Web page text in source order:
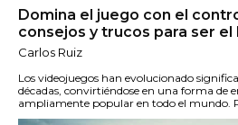
Domina el juego con el
consejos y trucos para ser
Carlos Ruiz
Los videojuegos han evolucionado
décadas, convirtiéndose en una forma de
ampliamente popular en todo el mundo.